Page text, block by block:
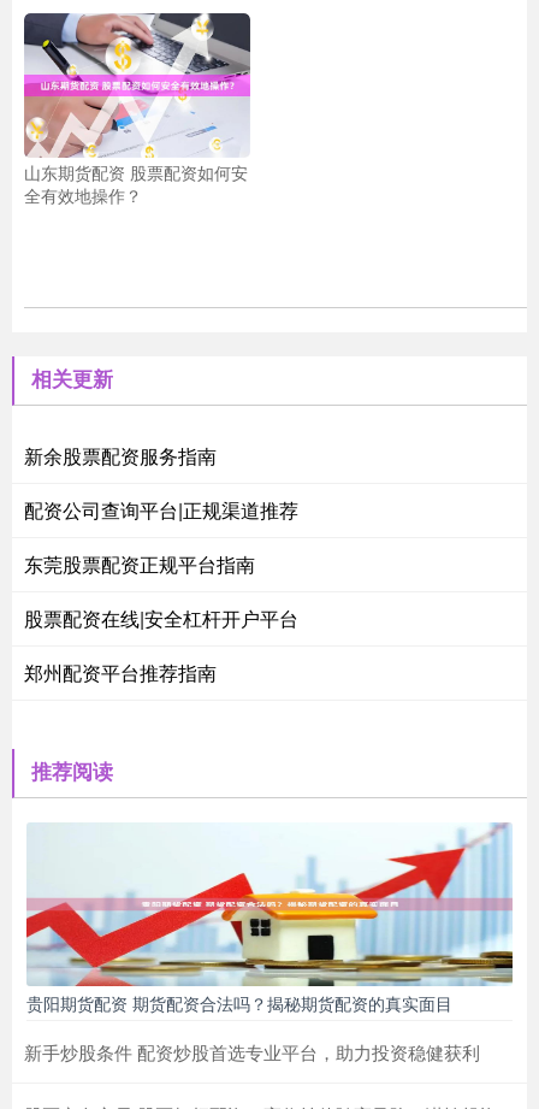
山东期货配资 股票配资如何安
全有效地操作？
相关更新
新余股票配资服务指南
配资公司查询平台|正规渠道推荐
东莞股票配资正规平台指南
股票配资在线|安全杠杆开户平台
郑州配资平台推荐指南
推荐阅读
贵阳期货配资 期货配资合法吗？揭秘期货配资的真实面目
新手炒股条件 配资炒股首选专业平台，助力投资稳健获利